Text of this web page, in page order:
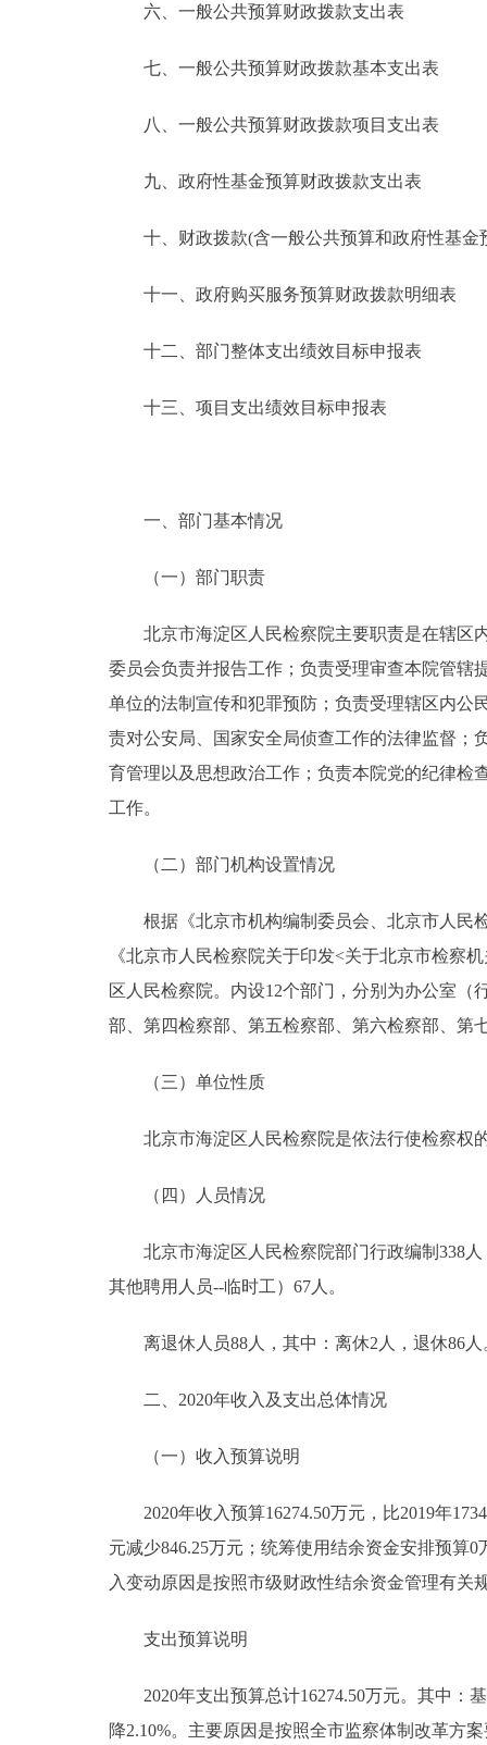
ENGLISH
六、一般公共预算财政拨款支出表
七、一般公共预算财政拨款基本支出表
八、一般公共预算财政拨款项目支出表
九、政府性基金预算财政拨款支出表
十、财政拨款(含一般公共预算和政府性基金
十一、政府购买服务预算财政拨款明细表
十二、部门整体支出绩效目标申报表
十三、项目支出绩效目标申报表
一、部门基本情况
（一）部门职责
北京市海淀区人民检察院主要职责是在辖区内
委员会负责并报告工作；负责受理审查本院管辖
单位的法制宣传和犯罪预防；负责受理辖区内公
责对公安局、国家安全局侦查工作的法律监督；
育管理以及思想政治工作；负责本院党的纪律检
工作。
（二）部门机构设置情况
根据《北京市机构编制委员会、北京市人民检
《北京市人民检察院关于印发<关于北京市检察
区人民检察院。内设12个部门，分别为办公室
部、第四检察部、第五检察部、第六检察部、第
（三）单位性质
北京市海淀区人民检察院是依法行使检察权
（四）人员情况
北京市海淀区人民检察院部门行政编制338人
其他聘用人员--临时工）67人。
离退休人员88人，其中：离休2人，退休86人
二、2020年收入及支出总体情况
（一）收入预算说明
2020年收入预算16274.50万元，比2019年
元减少846.25万元；统筹使用结余资金安排预算
入变动原因是按照市级财政性结余资金管理有关
支出预算说明
2020年支出预算总计16274.50万元。其中：基
降2.10%。主要原因是按照全市监察体制改革方